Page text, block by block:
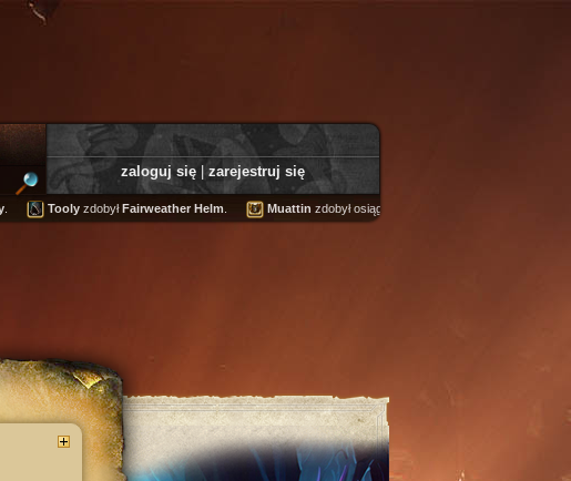
zaloguj się zarejestruj się
Tooly zdobyłFairweather Helm . Muattinzdobył osiągnięcie